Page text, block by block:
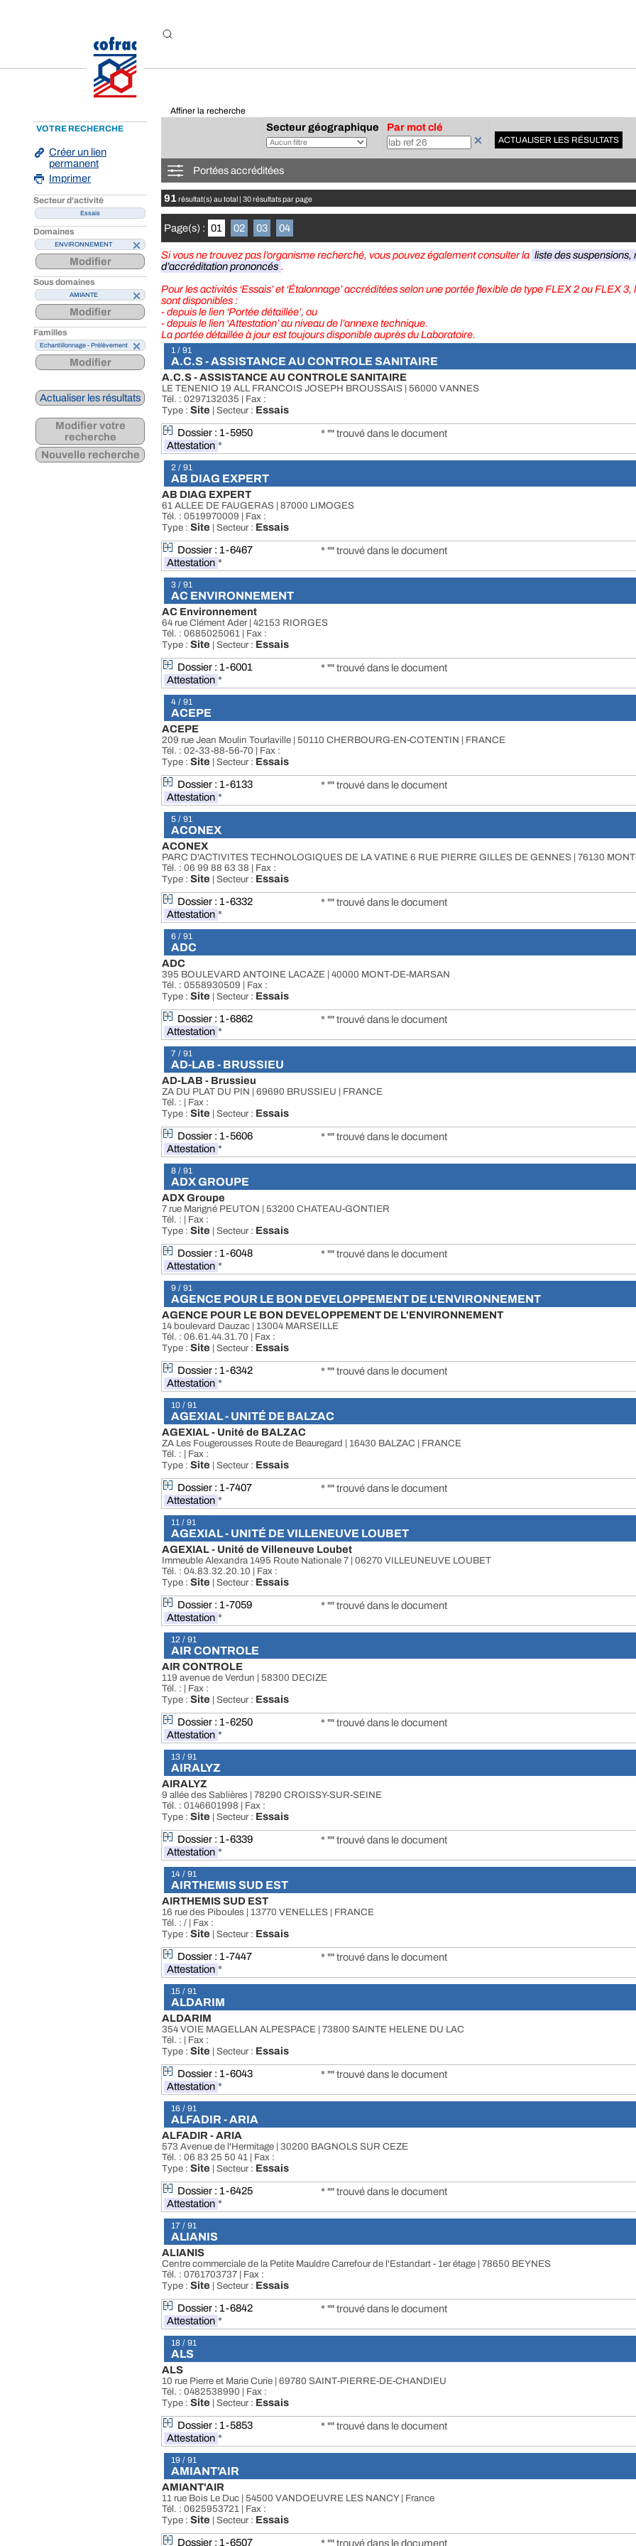
VOTRE RECHERCHE
Créer un lien
permanent
Imprimer
Secteur d'activité
Essais
Domaines
ENVIRONNEMENT
Modifier
Sous domaines
AMIANTE
Modifier
Familles
Echantillonnage - Prélèvement
Modifier
Actualiser les résultats
Modifier votre
recherche
Nouvelle recherche
Affiner la recherche
Secteur géographique Par mot clé
ACTUALISER LES RÉSULTATS
Portées accréditées
91 résultat(s) au total | 30 résultats par page
Page(s) : 01 02 03 04
Si vous ne trouvez pas l’organisme recherché, vous pouvez également consulter la liste des suspensions,
d’accréditation prononcés .
Pour les activités ‘Essais’ et ‘Étalonnage’ accréditées selon une portée flexible de type FLEX 2 ou FLEX
sont disponibles :
- depuis le lien ‘Portée détaillée’, ou
- depuis le lien ‘Attestation’ au niveau de l’annexe technique.
La portée détaillée à jour est toujours disponible auprès du Laboratoire.
1 / 91
A.C.S - ASSISTANCE AU CONTROLE SANITAIRE
A.C.S - ASSISTANCE AU CONTROLE SANITAIRE
LE TENENIO 19 ALL FRANCOIS JOSEPH BROUSSAIS | 56000 VANNES
Tél. : 0297132035 | Fax :
Type : Site | Secteur : Essais
Dossier : 1-5950
Attestation *
* "" trouvé dans le document
2 / 91
AB DIAG EXPERT
AB DIAG EXPERT
61 ALLEE DE FAUGERAS | 87000 LIMOGES
Tél. : 0519970009 | Fax :
Type : Site | Secteur : Essais
Dossier : 1-6467
Attestation *
* "" trouvé dans le document
3 / 91
AC ENVIRONNEMENT
AC Environnement
64 rue Clément Ader | 42153 RIORGES
Tél. : 0685025061 | Fax :
Type : Site | Secteur : Essais
Dossier : 1-6001
Attestation *
* "" trouvé dans le document
4 / 91
ACEPE
ACEPE
209 rue Jean Moulin Tourlaville | 50110 CHERBOURG-EN-COTENTIN | FRANCE
Tél. : 02-33-88-56-70 | Fax :
Type : Site | Secteur : Essais
Dossier : 1-6133
Attestation *
* "" trouvé dans le document
5 / 91
ACONEX
ACONEX
PARC D'ACTIVITES TECHNOLOGIQUES DE LA VATINE 6 RUE PIERRE GILLES DE GENNES | 76130
Tél. : 06 99 88 63 38 | Fax :
Type : Site | Secteur : Essais
Dossier : 1-6332
Attestation *
* "" trouvé dans le document
6 / 91
ADC
ADC
395 BOULEVARD ANTOINE LACAZE | 40000 MONT-DE-MARSAN
Tél. : 0558930509 | Fax :
Type : Site | Secteur : Essais
Dossier : 1-6862
Attestation *
* "" trouvé dans le document
7 / 91
AD-LAB - BRUSSIEU
AD-LAB - Brussieu
ZA DU PLAT DU PIN | 69690 BRUSSIEU | FRANCE
Tél. : | Fax :
Type : Site | Secteur : Essais
Dossier : 1-5606
Attestation *
* "" trouvé dans le document
8 / 91
ADX GROUPE
ADX Groupe
7 rue Marigné PEUTON | 53200 CHATEAU-GONTIER
Tél. : | Fax :
Type : Site | Secteur : Essais
Dossier : 1-6048
Attestation *
* "" trouvé dans le document
9 / 91
AGENCE POUR LE BON DEVELOPPEMENT DE L'ENVIRONNEMENT
AGENCE POUR LE BON DEVELOPPEMENT DE L'ENVIRONNEMENT
14 boulevard Dauzac | 13004 MARSEILLE
Tél. : 06.61.44.31.70 | Fax :
Type : Site | Secteur : Essais
Dossier : 1-6342
Attestation *
* "" trouvé dans le document
10 / 91
AGEXIAL - UNITÉ DE BALZAC
AGEXIAL - Unité de BALZAC
ZA Les Fougerousses Route de Beauregard | 16430 BALZAC | FRANCE
Tél. : | Fax :
Type : Site | Secteur : Essais
Dossier : 1-7407
Attestation *
* "" trouvé dans le document
11 / 91
AGEXIAL - UNITÉ DE VILLENEUVE LOUBET
AGEXIAL - Unité de Villeneuve Loubet
Immeuble Alexandra 1495 Route Nationale 7 | 06270 VILLEUNEUVE LOUBET
Tél. : 04.83.32.20.10 | Fax :
Type : Site | Secteur : Essais
Dossier : 1-7059
Attestation *
* "" trouvé dans le document
12 / 91
AIR CONTROLE
AIR CONTROLE
119 avenue de Verdun | 58300 DECIZE
Tél. : | Fax :
Type : Site | Secteur : Essais
Dossier : 1-6250
Attestation *
* "" trouvé dans le document
13 / 91
AIRALYZ
AIRALYZ
9 allée des Sablières | 78290 CROISSY-SUR-SEINE
Tél. : 0146601998 | Fax :
Type : Site | Secteur : Essais
Dossier : 1-6339
Attestation *
* "" trouvé dans le document
14 / 91
AIRTHEMIS SUD EST
AIRTHEMIS SUD EST
16 rue des Piboules | 13770 VENELLES | FRANCE
Tél. : / | Fax :
Type : Site | Secteur : Essais
Dossier : 1-7447
Attestation *
* "" trouvé dans le document
15 / 91
ALDARIM
ALDARIM
354 VOIE MAGELLAN ALPESPACE | 73800 SAINTE HELENE DU LAC
Tél. : | Fax :
Type : Site | Secteur : Essais
Dossier : 1-6043
Attestation *
* "" trouvé dans le document
16 / 91
ALFADIR - ARIA
ALFADIR - ARIA
573 Avenue de l'Hermitage | 30200 BAGNOLS SUR CEZE
Tél. : 06 83 25 50 41 | Fax :
Type : Site | Secteur : Essais
Dossier : 1-6425
Attestation *
* "" trouvé dans le document
17 / 91
ALIANIS
ALIANIS
Centre commerciale de la Petite Mauldre Carrefour de l'Estandart - 1er étage | 78650 BEYNES
Tél. : 0761703737 | Fax :
Type : Site | Secteur : Essais
Dossier : 1-6842
Attestation *
* "" trouvé dans le document
18 / 91
ALS
ALS
10 rue Pierre et Marie Curie | 69780 SAINT-PIERRE-DE-CHANDIEU
Tél. : 0482538990 | Fax :
Type : Site | Secteur : Essais
Dossier : 1-5853
Attestation *
* "" trouvé dans le document
19 / 91
AMIANT'AIR
AMIANT'AIR
11 rue Bois Le Duc | 54500 VANDOEUVRE LES NANCY | France
Tél. : 0625953721 | Fax :
Type : Site | Secteur : Essais
Dossier : 1-6507
* "" trouvé dans le document